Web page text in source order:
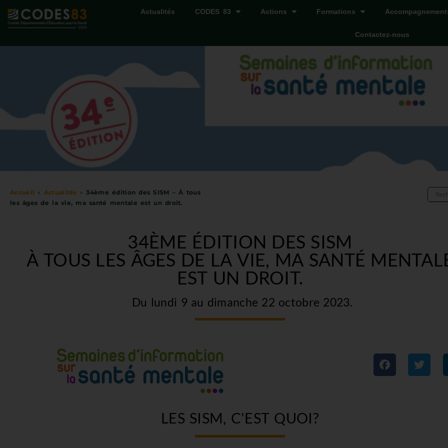
Actualités CODES 83 Actions Formations
Contactez-nous
Accueil » Actualités »34ème édition des SISM – À tous
les âges de la vie, ma santé mentale est un droit.
34ÈME ÉDITION DES SISM
À TOUS LES ÂGES DE LA VIE, MA SANTÉ
EST UN DROIT.
Du lundi 9 au dimanche 22 octobre 2023.
LES SISM, C'EST QUOI?